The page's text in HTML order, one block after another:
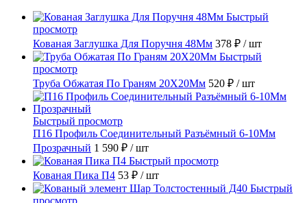
Быстрый
просмотр
Кованая Заглушка Для Поручня 48Мм 378 ₽ / шт
Быстрый
просмотр
Труба Обжатая По Граням 20X20Мм 520 ₽ / шт
Быстрый просмотр
П16 Профиль Соединительный Разъёмный 6-10Мм
Прозрачный 1 590 ₽ / шт
Быстрый просмотр
Кованая Пика П4 53 ₽ / шт
Быстрый
просмотр